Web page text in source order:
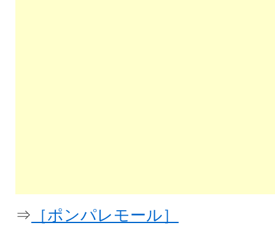
⇒ ［ポンパレモール］